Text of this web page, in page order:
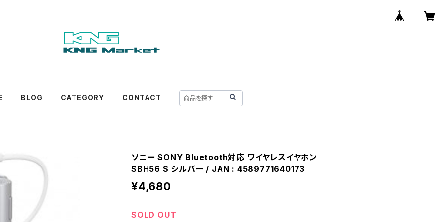
BLOG CATEGORY CONTACT
ソニー SONY Bluetooth対応 ワイヤレスイヤホン
SBH56 S シルバー / JAN : 4589771640173
¥4,680
SOLD OUT